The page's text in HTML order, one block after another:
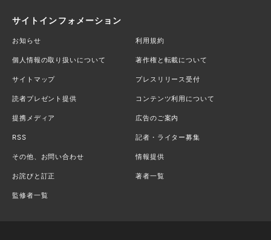
サイトインフォメーション
お知らせ 利用規約
個人情報の取り扱いについて 著作権と転載について
サイトマップ プレスリリース受付
読者プレゼント提供 コンテンツ利用について
提携メディア 広告のご案内
RSS 記者・ライター募集
その他、お問い合わせ 情報提供
お詫びと訂正 著者一覧
監修者一覧